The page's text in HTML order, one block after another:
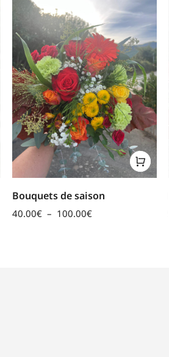
Bouquets de saison
40.00€ – 100.00€